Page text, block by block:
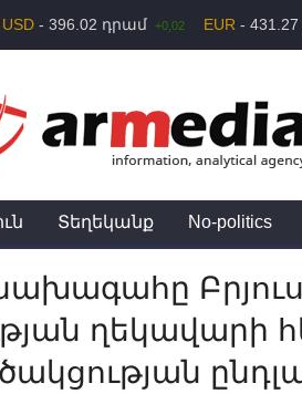
USD - 396.02 դրամ +0,02 EUR -
Տեղեկանք No-politics
ղեկավարի